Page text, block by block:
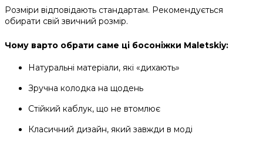
Розміри відповідають стандартам. Рекомендується
обирати свій звичний розмір.
Чому варто обрати саме ці босоніжки Maletskiy:
Натуральні матеріали, які «дихають»
Зручна колодка на щодень
Стійкий каблук, що не втомлює
Класичний дизайн, який завжди в моді